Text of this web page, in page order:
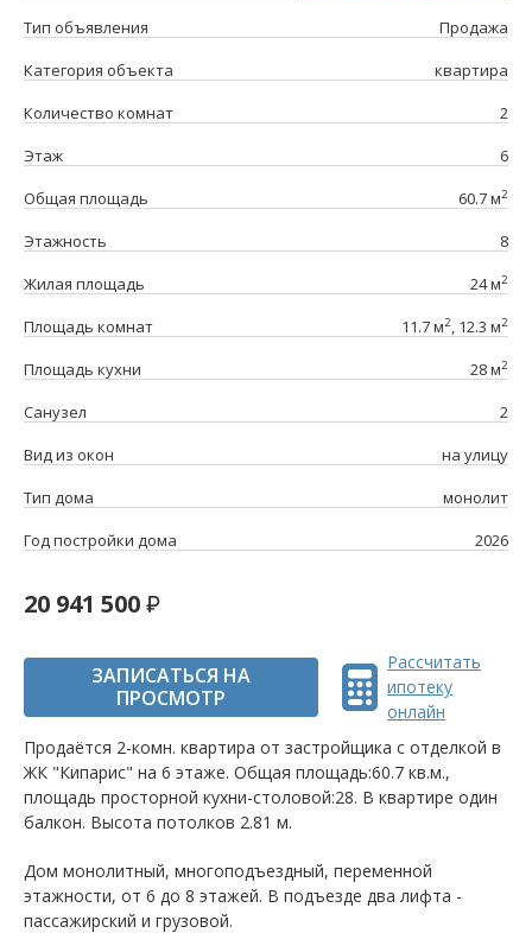
Тип объявления
Продажа
Категория объекта
квартира
Количество комнат
2
Этаж
6
Общая площадь
60.7 м2
Этажность
8
Жилая площадь
24 м2
Площадь комнат 11.7 м2, 12.3 м2
Площадь кухни 28 м2
Санузел
2
Вид из окон
на улицу
Тип дома
монолит
Год постройки дома
2026
20 941 500
ЗАПИСАТЬСЯ НА
ПРОСМОТР
Рассчитать
ипотеку
онлайн
Продаётся 2-комн. квартира от застройщика c отделкой в
ЖК "Кипарис" на 6 этаже. Общая площадь:60.7 кв.м.,
площадь просторной кухни-столовой:28. B квартире один
балкон. Высота потолков 2.81 м.
Дом монолитный, многоподъездный, переменной
этажности, от 6 до 8 этажей. B подъезде два лифта -
пассажирский и грузовой.